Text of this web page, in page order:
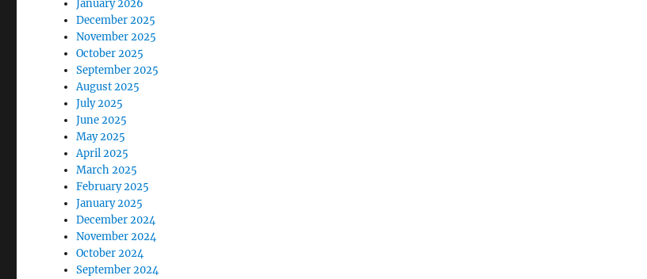
January 2026
December 2025
November 2025
October 2025
September 2025
August 2025
July 2025
June 2025
May 2025
April 2025
March 2025
February 2025
January 2025
December 2024
November 2024
October 2024
September 2024